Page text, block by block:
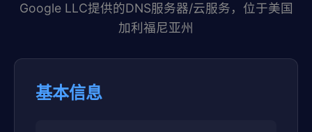
Google LLC提供的DNS服务器/云服务，位于美国
加利福尼亚州
基本信息